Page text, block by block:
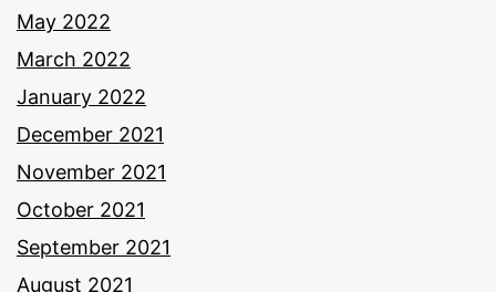
May 2022
March 2022
January 2022
December 2021
November 2021
October 2021
September 2021
August 2021